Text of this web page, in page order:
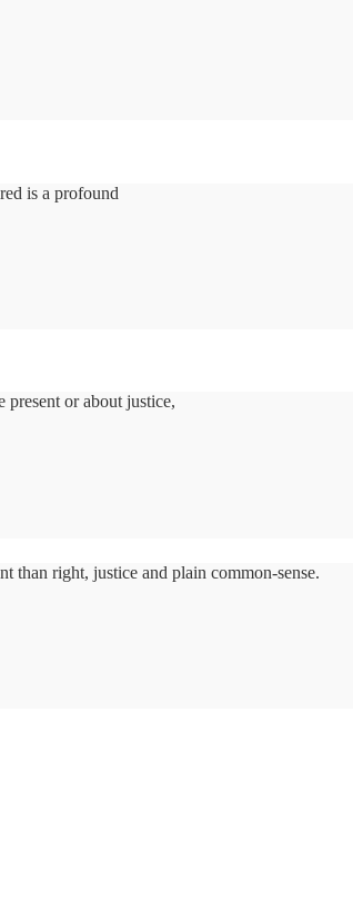
is a profound
or about justice,
than right, justice and plain common-sense.